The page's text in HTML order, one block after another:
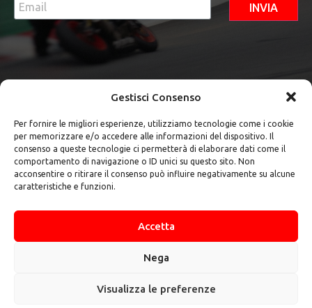
Gestisci Consenso
Per fornire le migliori esperienze, utilizziamo tecnologie come i cookie
per memorizzare e/o accedere alle informazioni del dispositivo. Il
consenso a queste tecnologie ci permetterà di elaborare dati come il
comportamento di navigazione o ID unici su questo sito. Non
acconsentire o ritirare il consenso può influire negativamente su alcune
caratteristiche e funzioni.
Accetta
Nega
Visualizza le preferenze
INVIA
Contatti
+39 347
784 1724
snc -
@2024 Team Venditti | Tutti i diritti sono